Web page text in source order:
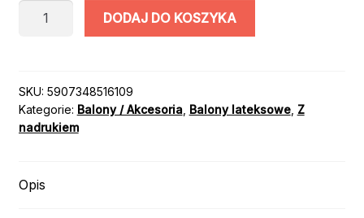
ilość
6szt
DODAJ DO KOSZYKA
SKU: 5907348516109
Kategorie: Balony / Akcesoria, Balony lateksowe, Z
nadrukiem
Opis